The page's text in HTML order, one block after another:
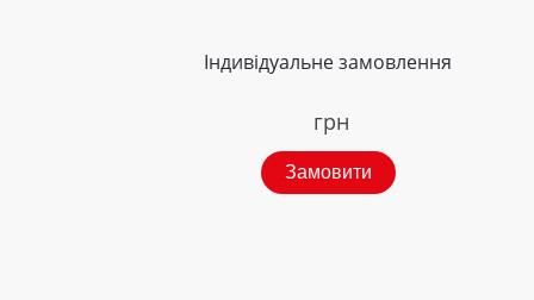
Індивідуальне замовлення
грн
Замовити